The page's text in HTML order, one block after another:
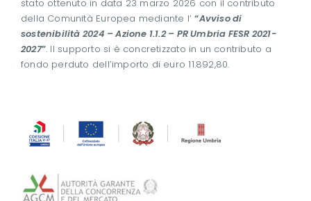
stato ottenuto in data 23 marzo 2026 con il contributo
della Comunità Europea mediante l’“Avviso di
sostenibilità 2024 – Azione 1.1.2 – PR Umbria FESR 2021-
2027”. Il supporto si è concretizzato in un contributo a
fondo perduto dell’importo di euro 11.892,80.